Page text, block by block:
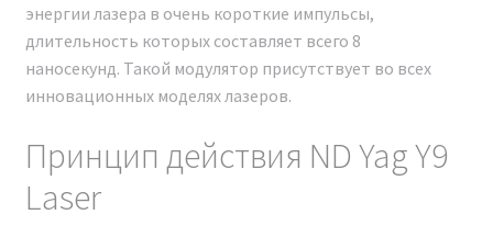
Мы являемся официальным представителем завода,
производящего косметологические аппараты на
территории Российской Федерации. Наша компания
посредников, предоставляя гарантию и сервисное
обслуживание на всем протяжении гарантийного
срока и после него.
энергии лазера в очень короткие импульсы,
длительность которых составляет всего 8
наносекунд. Такой модулятор присутствует во всех
инновационных моделях лазеров.
Принцип действия ND Yag Y9
Laser